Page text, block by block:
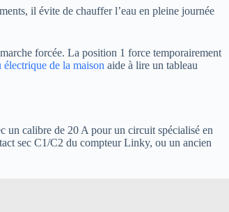
il évite de chauffer l’eau en pleine journée
forcée. La position 1 force temporairement
de la maison aide à lire un tableau
un calibre de 20 A pour un circuit spécialisé en
sec C1/C2 du compteur Linky, ou un ancien